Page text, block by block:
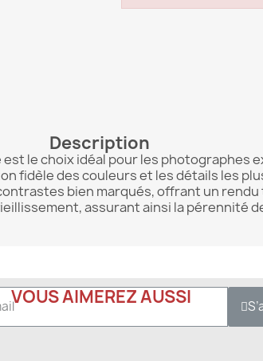
Description
le choix idéal pour les photographes
fidèle des couleurs et les détails les
bien marqués, offrant un
assurant ainsi la pérennité
VOUS AIMEREZ AUSSI